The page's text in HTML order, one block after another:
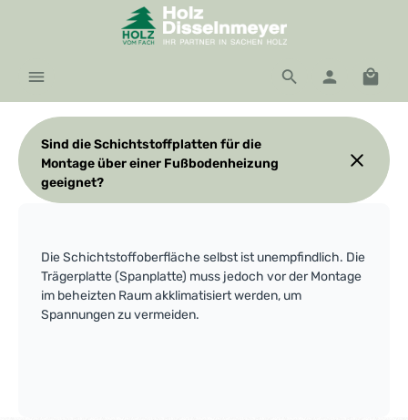
Zum Hauptinhalt springen
Sind die Schichtstoffplatten für die
Montage über einer Fußbodenheizung
geeignet?
Die Schichtstoffoberfläche selbst ist unempfindlich. Die
Trägerplatte (Spanplatte) muss jedoch vor der Montage
im beheizten Raum akklimatisiert werden, um
Spannungen zu vermeiden.